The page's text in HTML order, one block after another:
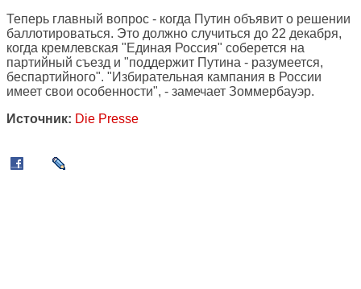
Теперь главный вопрос - когда Путин объявит о решении
баллотироваться. Это должно случиться до 22 декабря,
когда кремлевская "Единая Россия" соберется на
партийный съезд и "поддержит Путина - разумеется,
беспартийного". "Избирательная кампания в России
имеет свои особенности", - замечает Зоммербауэр.
Источник: Die Presse